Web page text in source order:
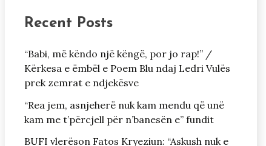
Recent Posts
“Babi, më këndo një këngë, por jo rap!” /
Kërkesa e ëmbël e Poem Blu ndaj Ledri Vulës
prek zemrat e ndjekësve
“Rea jem, asnjeherë nuk kam mendu që unë
kam me t’përcjell për n’banesën e” fundit
BUFI vlerëson Fatos Kryeziun: “Askush nuk e